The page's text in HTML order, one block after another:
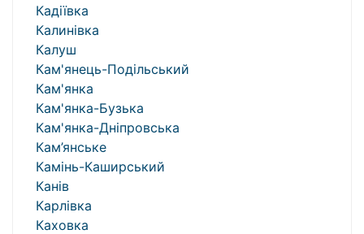
Кадіївка
Калинівка
Калуш
Кам'янець-Подільський
Кам'янка
Кам'янка-Бузька
Кам'янка-Дніпровська
Кам’янське
Камінь-Каширський
Канів
Карлівка
Каховка